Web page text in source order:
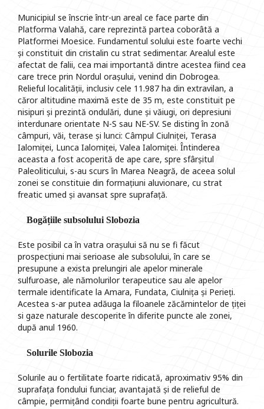
Municipiul se înscrie într-un areal ce face parte din
Platforma Valahă, care reprezintă partea coborâtă a
Platformei Moesice. Fundamentul solului este foarte vechi
și constituit din cristalin cu strat sedimentar. Arealul este
afectat de falii, cea mai importantă dintre acestea fiind cea
care trece prin Nordul orașului, venind din Dobrogea.
Relieful localității, inclusiv cele 11.987 ha din extravilan, a
căror altitudine maximă este de 35 m, este constituit pe
nisipuri și prezintă ondulări, dune și văiugi, ori depresiuni
interdunare orientate N-S sau NE-SV. Se disting în zonă
câmpuri, văi, terase și lunci: Câmpul Ciulniței, Terasa
Ialomiței, Lunca Ialomiței, Valea Ialomiței. Întinderea
aceasta a fost acoperită de ape care, spre sfârșitul
Paleoliticului, s-au scurs în Marea Neagră, de aceea solul
zonei se constituie din formațiuni aluvionare, cu strat
freatic umed și avansat spre suprafață.
Bogățiile subsolului Slobozia
Este posibil ca în vatra orașului să nu se fi făcut
prospecțiuni mai serioase ale subsolului, în care se
presupune a exista prelungiri ale apelor minerale
sulfuroase, ale nămolurilor terapeutice sau ale apelor
termale identificate la Amara, Fundata, Ciulnița și Perieți.
Acestea s-ar putea adăuga la filoanele zăcămintelor de țiței
si gaze naturale descoperite în diferite puncte ale zonei,
după anul 1960.
Solurile Slobozia
Solurile au o fertilitate foarte ridicată, aproximativ 95% din
suprafața fondului funciar, avantajată și de relieful de
câmpie, permițând condiții foarte bune pentru agricultură.